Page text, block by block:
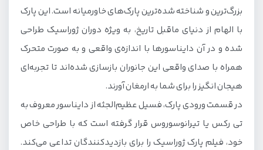
بزرگ‌ترین و شناخته شده‌ترین پارک‌های خاورمیانه است. این پارک
با الهام از دنیای ماقبل تاریخ، به ویژه دوران ژوراسیک طراحی
شده و در آن دایناسورها با اندازه‌ی واقعی و به صورت متحرک
همراه با صدای واقعی این جانوران بازسازی شده‌اند تا تجربه‌ای
هیجان انگیز را برای شما به ارمغان آورند.
در قسمت ورودی پارک، فسیل عظیم‌الجثه از دایناسور معروف به
تی رکس یا تیرانوسوروس قرار گرفته است که با طراحی خاص
خود، فیلم پارک ژوراسیک را برای بازدیدکنندگان تداعی می‌کند.